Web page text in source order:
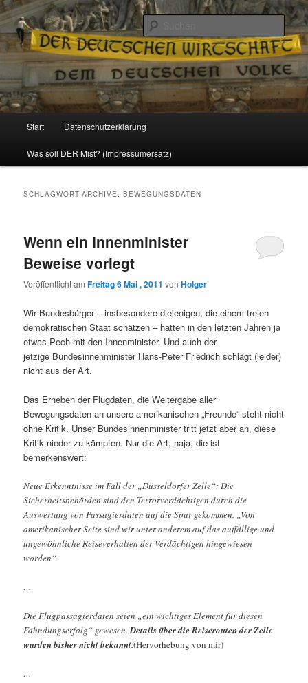
Reizzentrum
Politik, Wirtschaft, Soziales und Gesellschaft
Zum
Inhalt
Zum
sekundären
Start Datenschutzerklärung
Was soll DER Mist? (Impressumersatz)
SCHLAGWORT-ARCHIVE:BEWEGUNGSDATEN
Wenn ein Innenminister
Beweise vorlegt
Veröffentlicht amFreitag 6 Mai , 2011 vonHolger
Wir Bundesbürger – insbesondere diejenigen, die einem freien
demokratischen Staat schätzen – hatten in den letzten Jahren ja
etwas Pech mit den Innenminister. Und auch der
jetzige Bundesinnenminister Hans-Peter Friedrich schlägt (leider)
nicht aus der Art.
Das Erheben der Flugdaten, die Weitergabe aller
Bewegungsdaten an unsere amerikanischen „Freunde“ steht nicht
ohne Kritik. Unser Bundesinnenminister tritt jetzt aber an, diese
Kritik nieder zu kämpfen. Nur die Art, naja, die ist
bemerkenswert:
Neue Erkenntnisse im Fall der „Düsseldorfer Zelle“: Die
Sicherheitsbehörden sind den Terrorverdächtigen durch die
Auswertung von Passagierdaten auf die Spur gekommen. „Von
amerikanischer Seite sind wir unter anderem auf das auffällige und
ungewöhnliche Reiseverhalten der Verdächtigen hingewiesen
worden“
…
Die Flugpassagierdaten seien „ein wichtiges Element für diesen
Fahndungserfolg“ gewesen.Details über die Reiserouten der Zelle
wurden bisher nicht bekannt.(Hervorhebung von mir)
…